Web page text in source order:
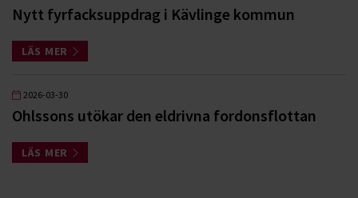
Nytt fyrfacksuppdrag i Kävlinge kommun
LÄS MER
2026-03-30
Ohlssons utökar den eldrivna fordonsflottan
LÄS MER